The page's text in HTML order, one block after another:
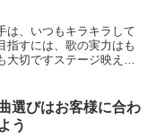
は、いつもキラキラして
指すには、歌の実力はも
大切ですステージ映えす
この格好では歩けないっ
ドレスを選...
選びはお客様に合わ
う